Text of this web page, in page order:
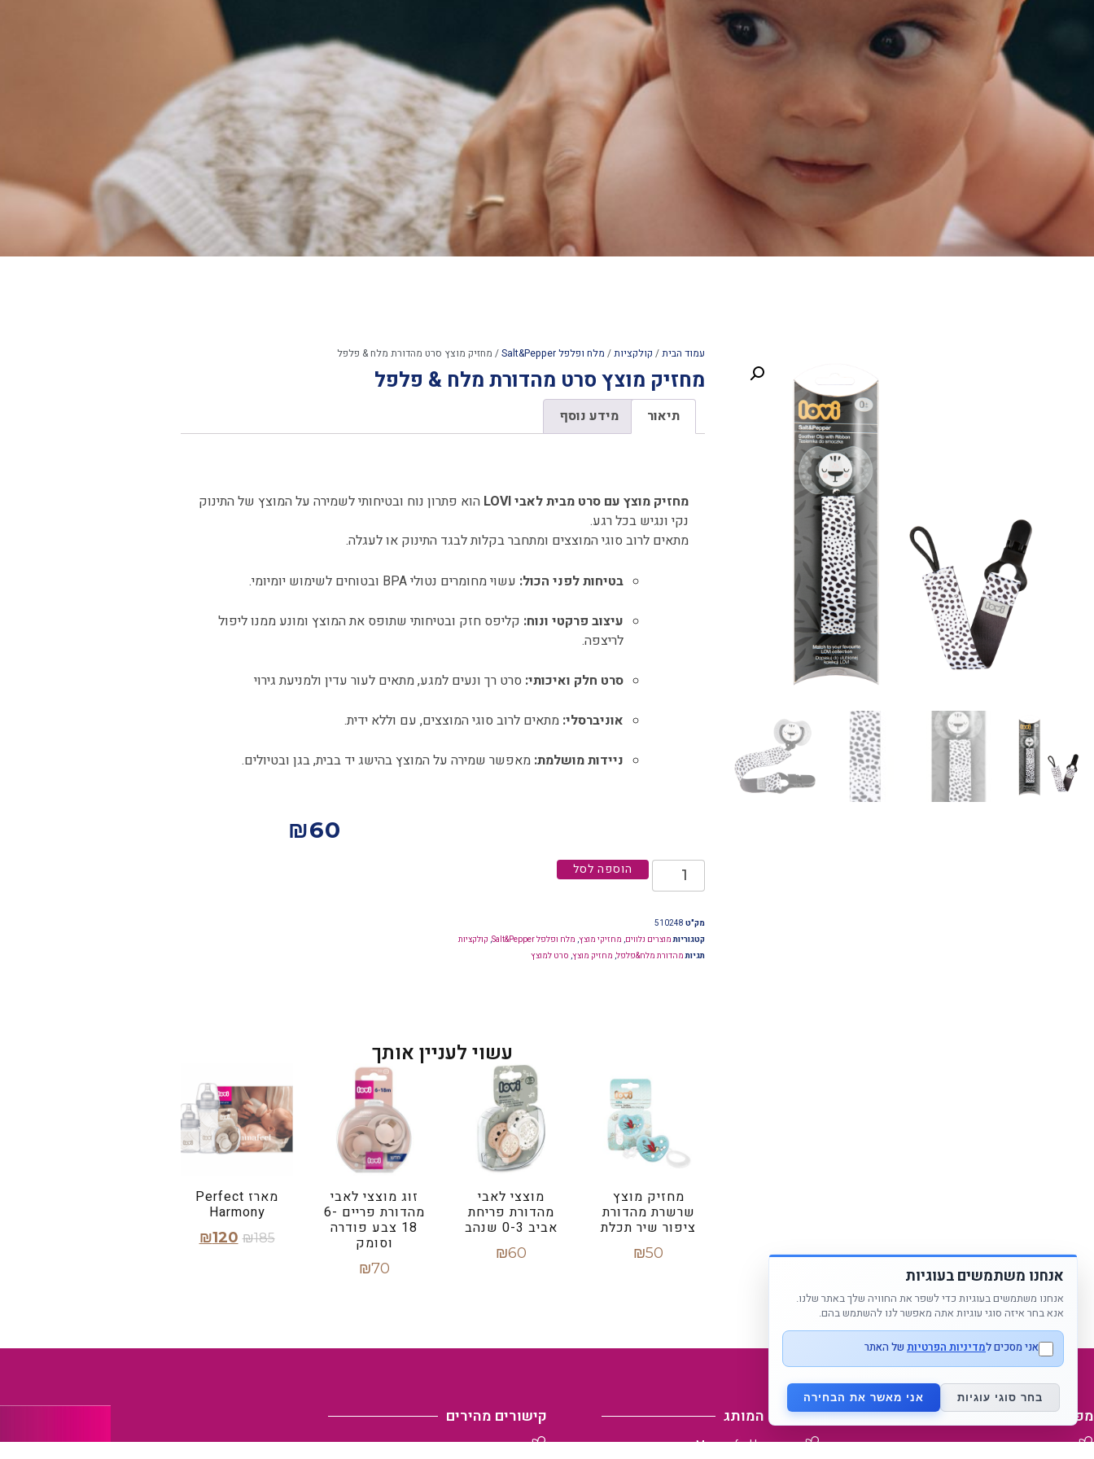
עמוד הבית/ קולקציות/ מלח ופלפל Salt&Pepper / מחזיק מוצץ סרט מהדורת מלח & פלפל
מחזיק מוצץ סרט מהדורת מלח & פלפל
תיאור מידע נוסף
מחזיק מוצץ עם סרט מבית לאבי LOVI
הוא פתרון נוח ובטיחותי לשמירה על המוצץ של התינוק
נקי ונגיש בכל רגע.
מתאים לרוב סוגי המוצצים ומתחבר בקלות לבגד התינוק או לעגלה.
בטיחות לפני הכול: עשוי מחומרים נטולי BPA ובטוחים לשימוש יומיומי.
עיצוב פרקטי ונוח: קליפס חזק ובטיחותי שתופס את המוצץ ומונע ממנו ליפול
לריצפה.
סרט חלק ואיכותי: סרט רך ונעים למגע, מתאים לעור עדין ולמניעת גירוי
אוניברסלי: מתאים לרוב סוגי המוצצים, עם וללא ידית.
ניידות מושלמת: מאפשר שמירה על המוצץ בהישג יד בבית, בגן ובטיולים.
₪60
הוספה לסל
מק"ט 510248
קטגוריות מוצרים נלווים, מחזיקי מוצץ, מלח ופלפל Salt&Pepper , קולקציות
תגיות מהדורת מלח&פלפל, מחזיק מוצץ, סרט למוצץ
עשוי לעניין אותך
מחזיק מוצץ
שרשרת מהדורת
ציפור שיר תכלת
₪50
מוצצי לאבי
מהדורת פריחת
אביב 0-3 שנהב
₪60
זוג מוצצי לאבי
מהדורת פריים 6-
18 צבע פודרה
וסומק
₪70
מארז Perfect
Harmony
₪185
₪120
מפת אתר
דף בית
מידע על המותג
מאמאפיל Mammafeel
קישורים מהירים
הצהרות נגישות
אנחנו משתמשים בעוגיות
אנחנו משתמשים בעוגיות כדי לשפר את החוויה שלך באתר שלנו.
אנא בחר איזה סוגי עוגיות אתה מאפשר לנו להשתמש בהם.
אני מסכים למדיניות הפרטיות של האתר
בחר סוגי עוגיות אני מאשר את הבחירה